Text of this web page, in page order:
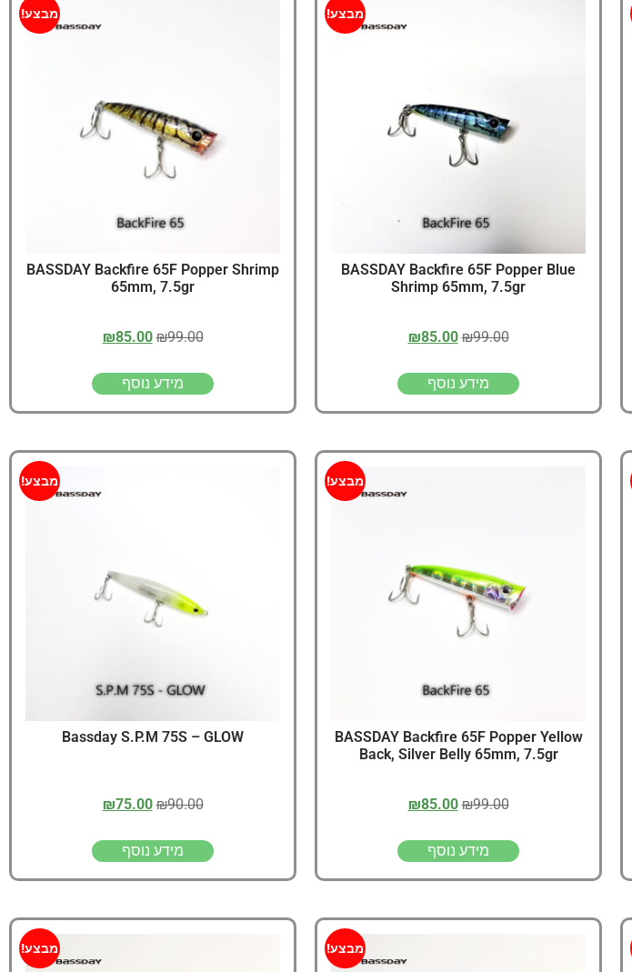
החנות שלי – ציוד מומלץ שווה להכנס!
מבצע!
BASSDAY Backfire 65F Popper Blue
Shrimp 65mm, 7.5gr
₪99.00
₪85.00
מידע נוסף
מבצע!
BASSDAY Backfire 65F Popper Shrimp
65mm, 7.5gr
₪99.00
₪85.00
מידע נוסף
מבצע!
BASSDAY Backfire 65F Popper Yellow
Back, Silver Belly 65mm, 7.5gr
₪99.00
₪85.00
מידע נוסף
מבצע!
Bassday S.P.M 75S – GLOW
₪90.00
₪75.00
מידע נוסף
מבצע! מבצע!